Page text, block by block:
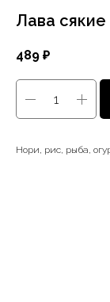
Лава
489 ₽
Нори, рис, рыба,